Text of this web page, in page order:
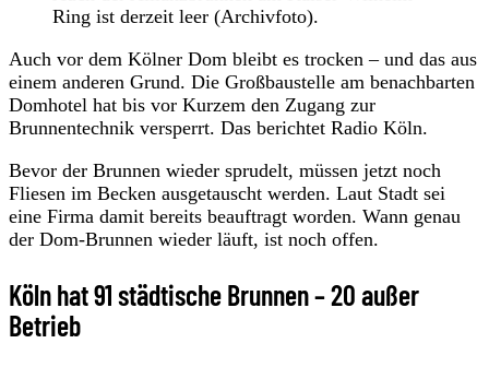
Ring ist derzeit leer (Archivfoto).
Auch vor dem Kölner Dom bleibt es trocken – und das aus
einem anderen Grund. Die Großbaustelle am benachbarten
Domhotel hat bis vor Kurzem den Zugang zur
Brunnentechnik versperrt. Das berichtet Radio Köln.
Bevor der Brunnen wieder sprudelt, müssen jetzt noch
Fliesen im Becken ausgetauscht werden. Laut Stadt sei
eine Firma damit bereits beauftragt worden. Wann genau
der Dom-Brunnen wieder läuft, ist noch offen.
Köln hat 91 städtische Brunnen – 20 außer
Betrieb